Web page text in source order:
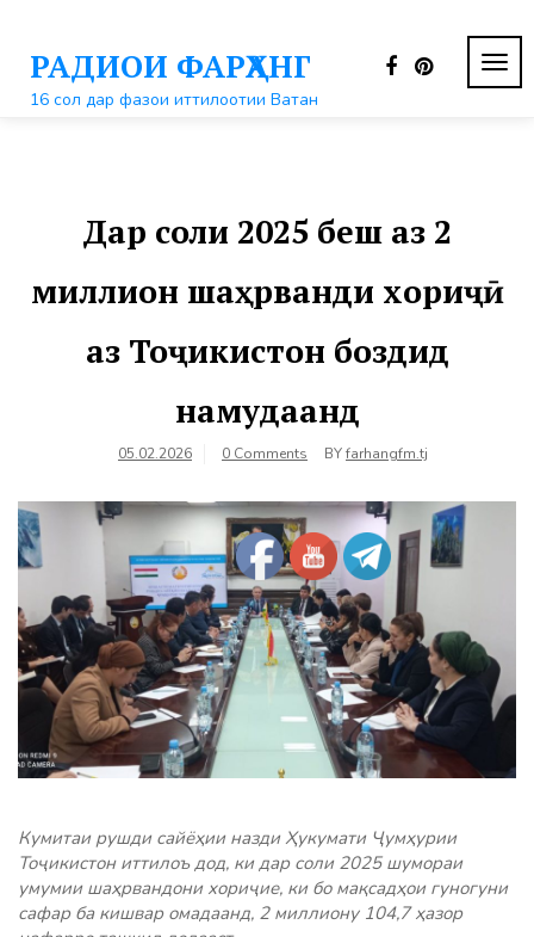
контентуРАДИОИ ФАРҲАНГ
16 сол дар фазои иттилоотии Ватан
Дар соли 2025 беш аз 2
миллион шаҳрванди хориҷӣ
аз Тоҷикистон боздид
намудаанд
05.02.2026 0 Comments BYfarhangfm.tj
Кумитаи рушди сайёҳии назди Ҳукумати Ҷумҳурии
Тоҷикистон иттилоъ дод, ки дар соли 2025 шумораи
умумии шаҳрвандони хориҷие, ки бо мақсадҳои гуногуни
сафар ба кишвар омадаанд, 2 миллиону 104,7 ҳазор